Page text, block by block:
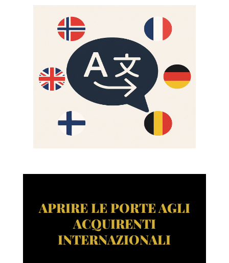
APRIRE LE PORTE AGLI
ACQUIRENTI
INTERNAZIONALI